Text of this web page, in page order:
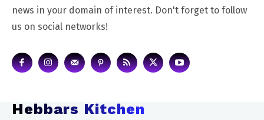
news in your domain of interest. Don't forget to follow
us on social networks!
Hebbars Kitchen